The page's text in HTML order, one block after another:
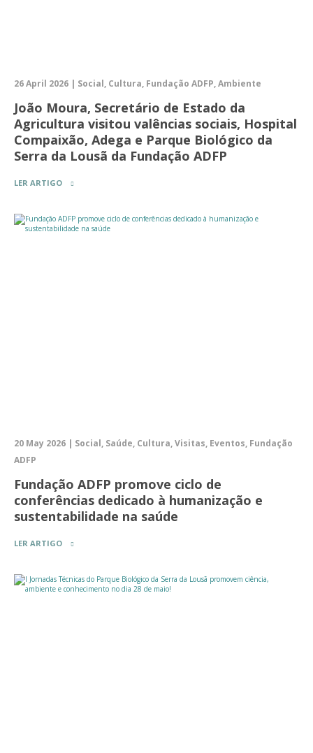
26 April 2026 | Social, Cultura, Fundação ADFP, Ambiente
João Moura, Secretário de Estado da
Agricultura visitou valências sociais, Hospital
Compaixão, Adega e Parque Biológico da
Serra da Lousã da Fundação ADFP
LER ARTIGO
20 May 2026 | Social, Saúde, Cultura, Visitas, Eventos, Fundação
ADFP
Fundação ADFP promove ciclo de
conferências dedicado à humanização e
sustentabilidade na saúde
LER ARTIGO